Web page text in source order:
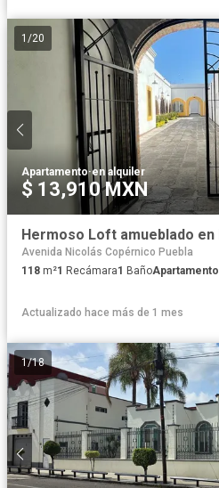
1 /20
Apartamento·en alquiler
$ 13,910 MXN
Avenida Nicolás Copérnico Puebla
118 m²1 Recámara1 BañoApartamento
Actualizado hace más de 1 mes
1/18